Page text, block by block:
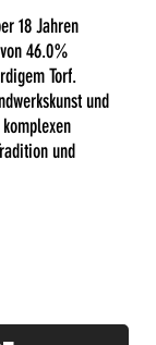
18 Jahren
46.0%
Torf.
und
und